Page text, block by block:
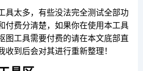
具太多，有些没法完全测试全部功
付费分清楚，如果你在使用本工具
图工具需要付费的请在本文底部直
收到后会对其进行重新整理！